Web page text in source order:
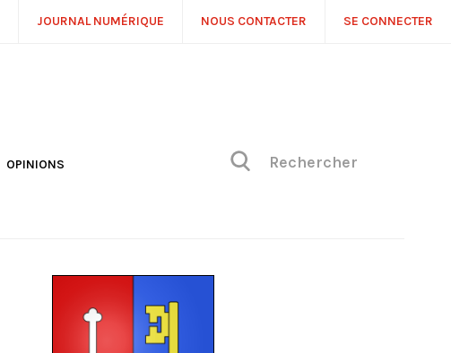
JOURNAL NUMÉRIQUE NOUS CONTACTER SE CONNECTER
OPINIONS